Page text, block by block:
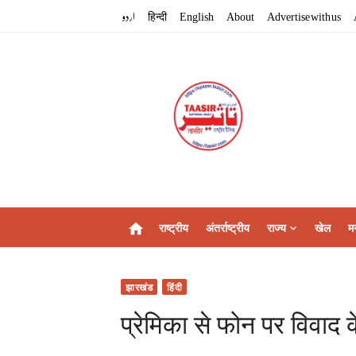
اردو हिन्दी English About Advertise with us
home राष्ट्रीय अंतर्राष्ट्रीय राज्य खेल
झारखंड हिंदी
प्रेमिका से फोन पर